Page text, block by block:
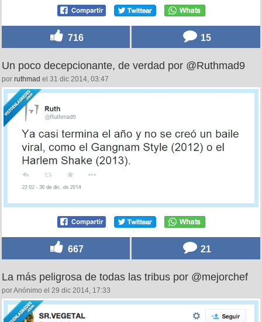
716 15
Un poco decepcionante, de verdad por @Ruthmad9
por ruthmad el 31 dic 2014, 03:47
667 21
La más peligrosa de todas las tribus por @mejorchef
por Anónimo el 29 dic 2014, 17:33